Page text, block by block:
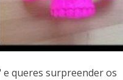
e queres surpreender os